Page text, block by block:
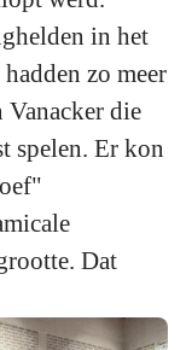
in het
zo meer
die
spelen. Er kon
Dat